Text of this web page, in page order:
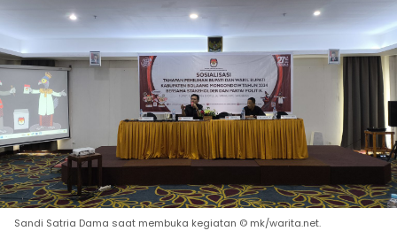
Sandi Satria Dama saat membuka kegiatan © mk/warita.net.